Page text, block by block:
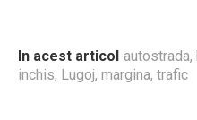
In acest articol autostrada,
inchis, Lugoj, margina, trafic